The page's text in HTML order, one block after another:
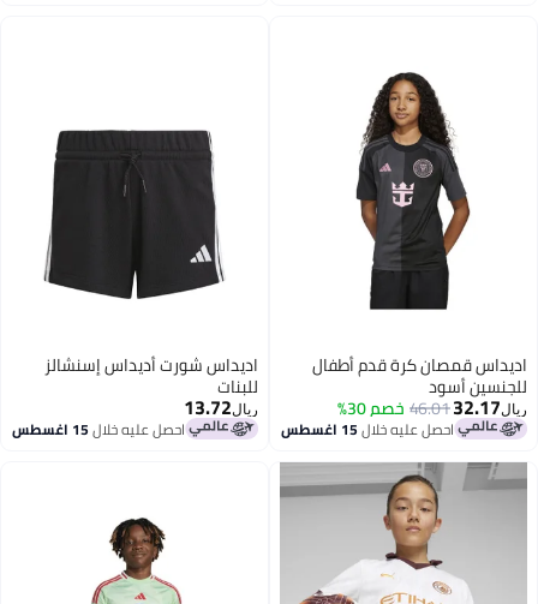
اديداس قمصان كرة قدم أطفال
للجنسين أسود
ريال32.17
46.01خصم 30%
احصل عليه خلال15 اغسطس
اديداس شورت أديداس إسنشالز
للبنات
ريال13.72
احصل عليه خلال15 اغسطس